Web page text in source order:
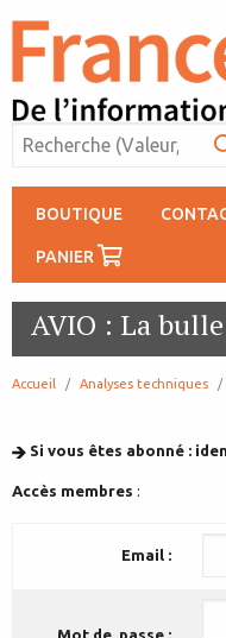
BOUTIQUE
PANIER
AVIO : La
Accueil Analyses techniques
Si vous êtes abonné :
Accès membres :
Email :
Mot de passe :